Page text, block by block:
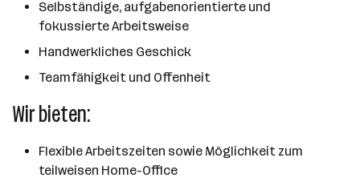
Selbständige, aufgabenorientierte und
fokussierte Arbeitsweise
Handwerkliches Geschick
Teamfähigkeit und Offenheit
Wir bieten:
Flexible Arbeitszeiten sowie Möglichkeit zum
teilweisen Home-Office